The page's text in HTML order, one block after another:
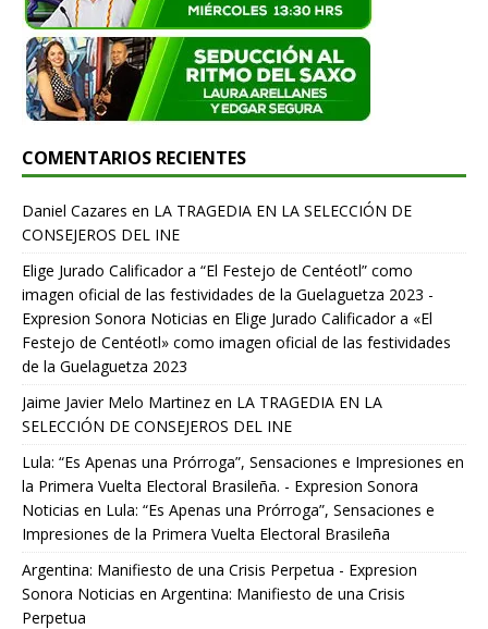
COMENTARIOS RECIENTES
Daniel Cazares en LA TRAGEDIA EN LA SELECCIÓN DE
CONSEJEROS DEL INE
Elige Jurado Calificador a “El Festejo de Centéotl” como
imagen oficial de las festividades de la Guelaguetza 2023 -
Expresion Sonora Noticias en Elige Jurado Calificador a «El
Festejo de Centéotl» como imagen oficial de las festividades
de la Guelaguetza 2023
Jaime Javier Melo Martinez en LA TRAGEDIA EN LA
SELECCIÓN DE CONSEJEROS DEL INE
Lula: “Es Apenas una Prórroga”, Sensaciones e Impresiones en
la Primera Vuelta Electoral Brasileña. - Expresion Sonora
Noticias en Lula: “Es Apenas una Prórroga”, Sensaciones e
Impresiones de la Primera Vuelta Electoral Brasileña
Argentina: Manifiesto de una Crisis Perpetua - Expresion
Sonora Noticias en Argentina: Manifiesto de una Crisis
Perpetua